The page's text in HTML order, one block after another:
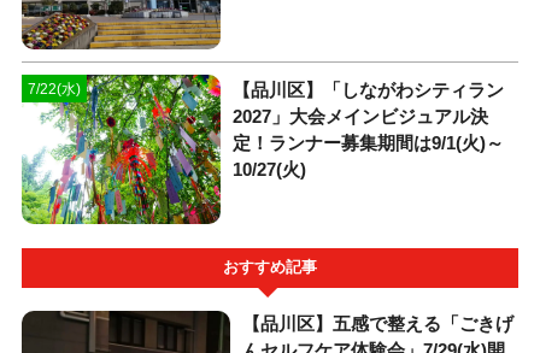
7/22(水)
【品川区】「しながわシティラン
2027」大会メインビジュアル決
定！ランナー募集期間は9/1(火)～
10/27(火)
おすすめ記事
【品川区】五感で整える「ごきげ